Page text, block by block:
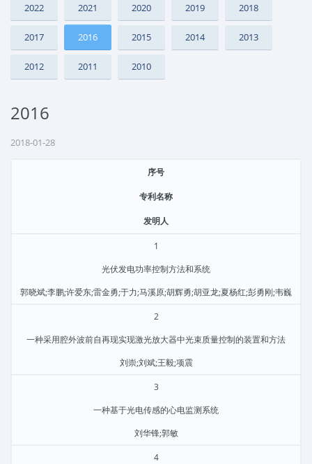
2022 2021 2020 2019 2018
2017 2016 2015 2014 2013
2012 2011 2010
2016
2018-01-28
序号
专利名称
发明人
1
光伏发电功率控制方法和系统
郭晓斌;李鹏;许爱东;雷金勇;于力;马溪原;胡辉勇;胡亚龙;夏杨红;彭勇刚;韦巍
2
一种采用腔外波前自再现实现激光放大器中光束质量控制的装置和方法
刘崇;刘斌;王毅;项震
3
一种基于光电传感的心电监测系统
刘华锋;郭敏
4